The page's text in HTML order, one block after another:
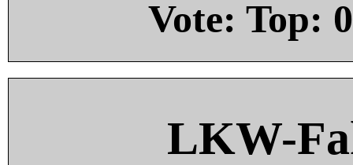
Vote: Top: 0
LKW-